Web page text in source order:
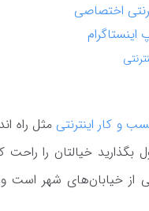
اختصاصی
اینستاگرام
و کار اینترنتی مثل راه
بگذارید خیالتان را
از خیابان‌های شهر است